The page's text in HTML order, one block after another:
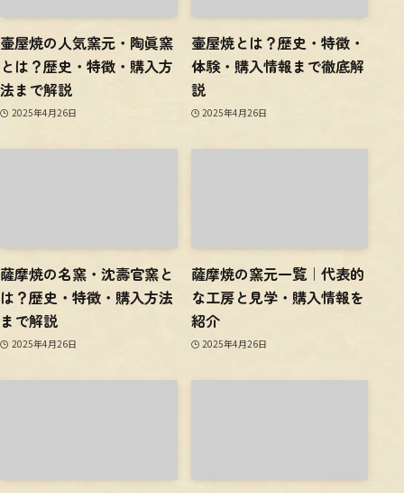
壷屋焼の人気窯元・陶眞窯
とは？歴史・特徴・購入方
法まで解説
2025年4月26日
壷屋焼とは？歴史・特徴・
体験・購入情報まで徹底解
説
2025年4月26日
薩摩焼の名窯・沈壽官窯と
は？歴史・特徴・購入方法
まで解説
2025年4月26日
薩摩焼の窯元一覧｜代表的
な工房と見学・購入情報を
紹介
2025年4月26日